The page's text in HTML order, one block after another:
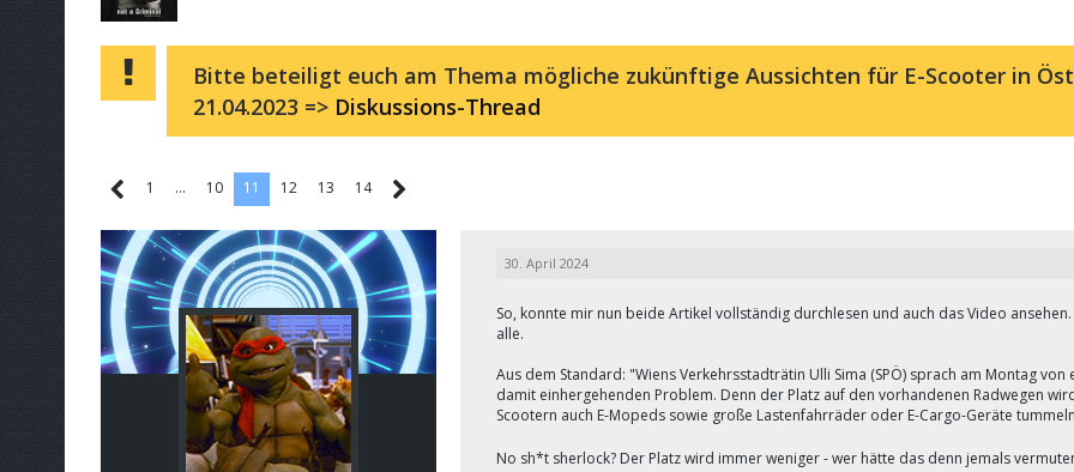
Bitte beteiligt euch am Thema mögliche zukünftige Aussichten für E-Scooter in
21.04.2023 => Diskussions-Thread
1 … 10 11 12 13 14
30. April 2024
So, konnte mir nun beide Artikel vollständig durchlesen und auch das Video
alle.
Aus dem Standard: "Wiens Verkehrsstadträtin Ulli Sima (SPÖ) sprach am Montag
damit einhergehenden Problem. Denn der Platz auf den vorhandenen Radwegen
Scootern auch E-Mopeds sowie große Lastenfahrräder oder E-Cargo-Geräte
No sh*t sherlock? Der Platz wird immer weniger - wer hätte das denn jemals